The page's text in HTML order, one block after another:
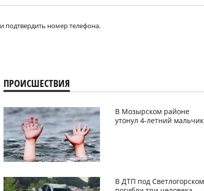
и подтвердить номер телефона.
ПРОИСШЕСТВИЯ
В Мозырском районе
утонул 4-летний мальчик
В ДТП под Светлогорском